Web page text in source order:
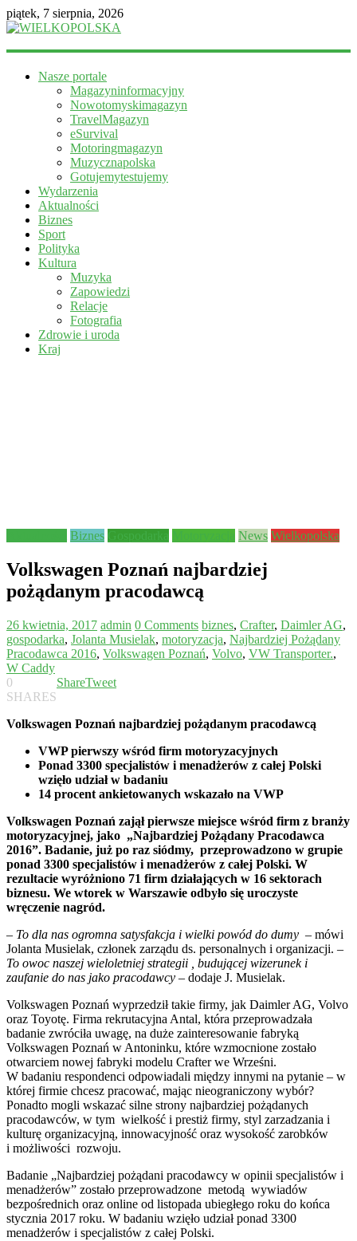
piątek, 7 sierpnia, 2026
WIELKOPOLSKA
informacyjny
Nasze portale
Magazyninformacyjny
Nowotomyskimagazyn
TravelMagazyn
eSurvival
Motoringmagazyn
Muzycznapolska
Gotujemytestujemy
Wydarzenia
Aktualności
Biznes
Sport
Polityka
Kultura
Muzyka
Zapowiedzi
Relacje
Fotografia
Zdrowie i uroda
Kraj
Biznes News Wielkopolska
Volkswagen Poznań najbardziej
pożądanym pracodawcą
26 kwietnia, 2017 admin 0 Comments biznes, Crafter, Daimler AG,
gospodarka, Jolanta Musielak, motoryzacja, Najbardziej Pożądany
Pracodawca 2016, Volkswagen Poznań, Volvo, VW Transporter.,
W Caddy
0
SHARES
ShareTweet
Volkswagen Poznań najbardziej pożądanym pracodawcą
VWP pierwszy wśród firm motoryzacyjnych
Ponad 3300 specjalistów i menadżerów z całej Polski
wzięło udziałw badaniu
14 procent ankietowanych wskazało na VWP
Volkswagen Poznań zajął pierwsze miejsce wśród firm z branży
motoryzacyjnej, jako „Najbardziej Pożądany Pracodawca
2016”. Badanie, już po raz siódmy, przeprowadzono w grupie
ponad 3300 specjalistów i menadżerów z całej Polski. W
rezultacie wyróżniono 71 firm działających w 16 sektorach
biznesu. We wtorek w Warszawie odbyło się uroczyste
wręczenie nagród.
– To dla nas ogromna satysfakcja i wielki powód do dumy – mówi
Jolanta Musielak, członek zarządu ds. personalnych i organizacji. –
To owoc naszej wieloletniej strategii , budującej wizerunek i
zaufanie do nas jako pracodawcy – dodaje J. Musielak.
Volkswagen Poznań wyprzedził takie firmy, jak Daimler AG, Volvo
oraz Toyotę. Firma rekrutacyjna Antal, która przeprowadzała
badanie zwróciła uwagę, na duże zainteresowanie fabryką
Volkswagen Poznań w Antoninku, które wzmocnione zostało
otwarciem nowej fabryki modelu Crafter we Wrześni.
W badaniu respondenci odpowiadali między innymi na pytanie – w
której firmie chcesz pracować, mając nieograniczony wybór?
Ponadto mogli wskazać silne strony najbardziej pożądanych
pracodawców, w tym wielkość i prestiż firmy, styl zarzadzania i
kulturę organizacyjną, innowacyjność oraz wysokość zarobków
i możliwości rozwoju.
Badanie „Najbardziej pożądani pracodawcy w opinii specjalistów i
menadżerów” zostało przeprowadzone metodą wywiadów
bezpośrednich oraz online od listopada ubiegłego roku do końca
stycznia 2017 roku. W badaniu wzięło udział ponad 3300
menadżerów i specjalistów z całej Polski.